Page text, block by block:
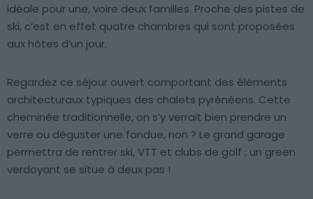
idéale pour une, voire deux familles. Proche des pistes de
ski, c’est en effet quatre chambres qui sont proposées
aux hôtes d’un jour.
Regardez ce séjour ouvert comportant des éléments
architecturaux typiques des chalets pyrénéens. Cette
cheminée traditionnelle, on s’y verrait bien prendre un
verre ou déguster une fondue, non ? Le grand garage
permettra de rentrer ski, VTT et clubs de golf : un green
verdoyant se situe à deux pas !